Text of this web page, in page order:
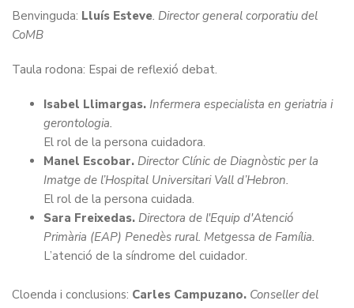
Benvinguda: Lluís Esteve. Director general corporatiu del
CoMB
Taula rodona: Espai de reflexió debat.
Isabel Llimargas. Infermera especialista en geriatria i
gerontologia.
El rol de la persona cuidadora.
Manel Escobar. Director Clínic de Diagnòstic per la
Imatge de l’Hospital Universitari Vall d’Hebron.
El rol de la persona cuidada.
Sara Freixedas. Directora de l'Equip d'Atenció
Primària (EAP) Penedès rural. Metgessa de Família.
L’atenció de la síndrome del cuidador.
Cloenda i conclusions: Carles Campuzano. Conseller del